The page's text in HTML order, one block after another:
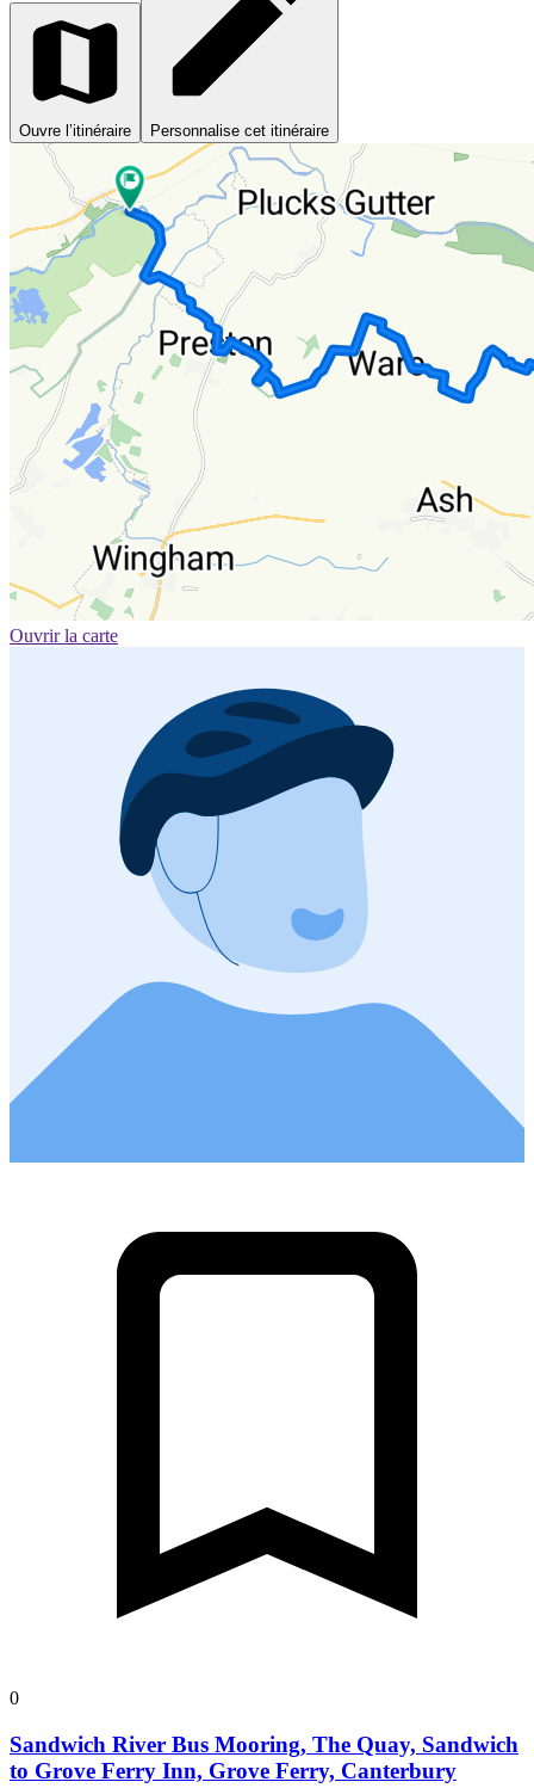
Ouvre l’itinéraire Personnalise cet itinéraire
Ouvrir la carte
0
Sandwich River Bus Mooring, The Quay, Sandwich
to Grove Ferry Inn, Grove Ferry, Canterbury